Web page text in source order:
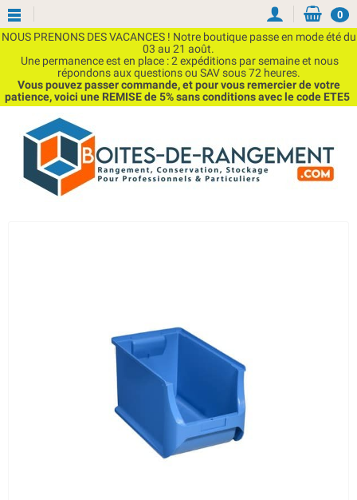
NOUS PRENONS DES VACANCES ! Notre boutique passe en mode été du
03 au 21 août.
Une permanence est en place : 2 expéditions par semaine et nous
répondons aux questions ou SAV sous 72 heures.
Vous pouvez passer commande, et pour vous remercier de votre
patience, voici une REMISE de 5% sans conditions avec le code ETE5
0